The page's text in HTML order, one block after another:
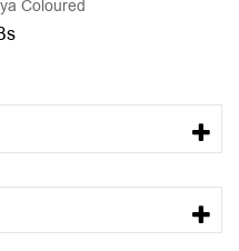
Coloured